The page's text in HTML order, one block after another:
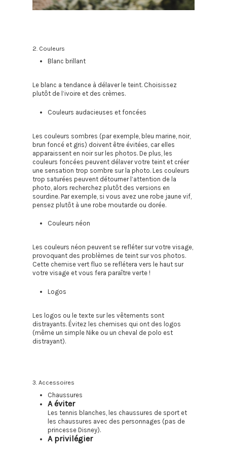
2. Couleurs
Blanc brillant
Le blanc a tendance à délaver le teint. Choisissez
plutôt de l’ivoire et des crèmes.
Couleurs audacieuses et foncées
Les couleurs sombres (par exemple, bleu marine, noir,
brun foncé et gris) doivent être évitées, car elles
apparaissent en noir sur les photos. De plus, les
couleurs foncées peuvent délaver votre teint et créer
une sensation trop sombre sur la photo. Les couleurs
trop saturées peuvent détourner l’attention de la
photo, alors recherchez plutôt des versions en
sourdine. Par exemple, si vous avez une robe jaune vif,
pensez plutôt à une robe moutarde ou dorée.
Couleurs néon
Les couleurs néon peuvent se refléter sur votre visage,
provoquant des problèmes de teint sur vos photos.
Cette chemise vert fluo se reflétera vers le haut sur
votre visage et vous fera paraître verte !
Logos
Les logos ou le texte sur les vêtements sont
distrayants. Évitez les chemises qui ont des logos
(même un simple Nike ou un cheval de polo est
distrayant).
3. Accessoires
Chaussures
A éviter
Les tennis blanches, les chaussures de sport et
les chaussures avec des personnages (pas de
princesse Disney).
A privilégier
Mariage